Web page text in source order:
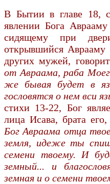
В Бытии в главе 18,
явлении Бога
сидящему при
открывшийся
других мужей,
от Авраама, раба
же бывая будет в
гословятся о нем вси
стихи 13-22, Бог
лица Исава, брата
Бог Авраама отца
земля, идеже ты
семени твоему. И
земный... и
земная и о семени